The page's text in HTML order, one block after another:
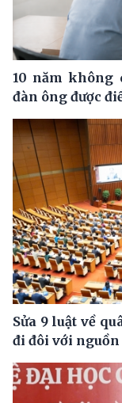
10 năm không
đàn ông được
Sửa 9 luật về
đi đôi với nguồn